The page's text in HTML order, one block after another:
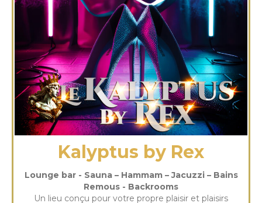
Kalyptus by Rex
Lounge bar - Sauna – Hammam – Jacuzzi – Bains
Remous - Backrooms
Un lieu conçu pour votre propre plaisir et plaisirs